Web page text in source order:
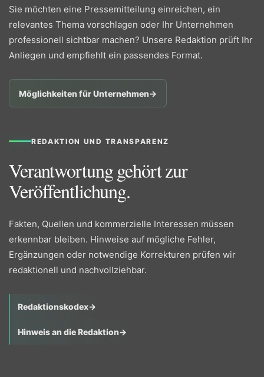
Sie möchten eine Pressemitteilung einreichen, ein
relevantes Thema vorschlagen oder Ihr Unternehmen
professionell sichtbar machen? Unsere Redaktion prüft Ihr
Anliegen und empfiehlt ein passendes Format.
Möglichkeiten für Unternehmen→
REDAKTION UND TRANSPARENZ
Verantwortung gehört zur
Veröffentlichung.
Fakten, Quellen und kommerzielle Interessen müssen
erkennbar bleiben. Hinweise auf mögliche Fehler,
Ergänzungen oder notwendige Korrekturen prüfen wir
redaktionell und nachvollziehbar.
Redaktionskodex→
Hinweis an die Redaktion→